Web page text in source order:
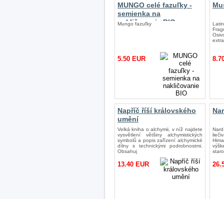
MUNGO celé fazuľky -
semienka na
nakličovanie BIO
Mungo fazuľky
5.50 EUR
Napříč říší královského
umění
Velká kniha o alchymii, v níž najdete
vysvětlení většiny alchymistických
symbolů a popis zařízení alchymické
dílny s technickými podrobnostmi.
Obsahuj
13.40 EUR